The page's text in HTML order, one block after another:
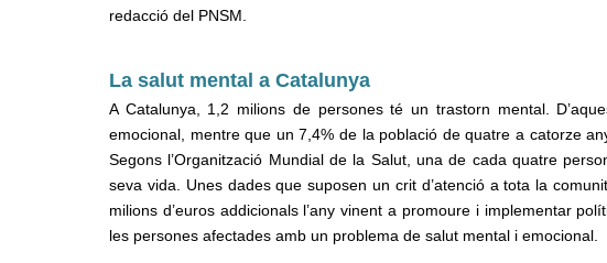
redacció del PNSM.
La salut mental a Catalunya
A Catalunya, 1,2 milions de persones té un trastorn mental.
emocional, mentre que un 7,4% de la població de quatre a catorze
Segons l’Organització Mundial de la Salut, una de cada quatre
seva vida. Unes dades que suposen un crit d’atenció a tota la
milions d’euros addicionals l’any vinent a promoure i implementar
les persones afectades amb un problema de salut mental i emocional.